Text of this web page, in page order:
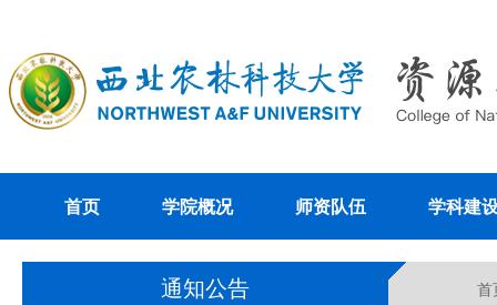
首页 学院概况 师资队伍 学科建
通知公告 首